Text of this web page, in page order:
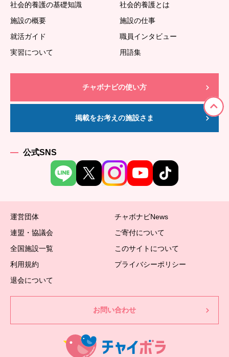
社会的養護の基礎知識
社会的養護とは
施設の概要
施設の仕事
就活ガイド
職員インタビュー
実習について
用語集
チャボナビの使い方
掲載をお考えの施設さま
公式SNS
運営団体
チャボナビNews
連盟・協議会
ご寄付について
全国施設一覧
このサイトについて
利用規約
プライバシーポリシー
退会について
お問い合わせ